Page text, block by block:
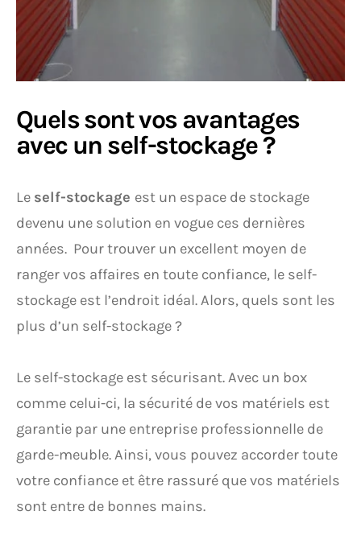
Quels sont vos avantages
avec un self-stockage ?
Le self-stockage est un espace de stockage
devenu une solution en vogue ces dernières
années. Pour trouver un excellent moyen de
ranger vos affaires en toute confiance, le self-
stockage est l’endroit idéal. Alors, quels sont les
plus d’un self-stockage ?
Le self-stockage est sécurisant. Avec un box
comme celui-ci, la sécurité de vos matériels est
garantie par une entreprise professionnelle de
garde-meuble. Ainsi, vous pouvez accorder toute
votre confiance et être rassuré que vos matériels
sont entre de bonnes mains.